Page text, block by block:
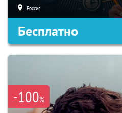
Россия
Бесплатно
-100%